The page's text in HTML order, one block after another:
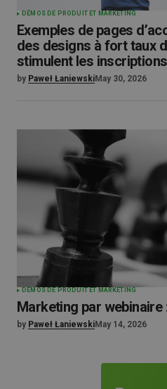
DÉMOS DE PRODUIT ET MARKETING
Exemples de pages
des designs à fort taux
stimulent les inscriptions
by Paweł ŁaniewskiMay 30, 2026
DÉMOS DE PRODUIT ET MARKETING
Marketing par webinaire
by Paweł ŁaniewskiMay 14, 2026